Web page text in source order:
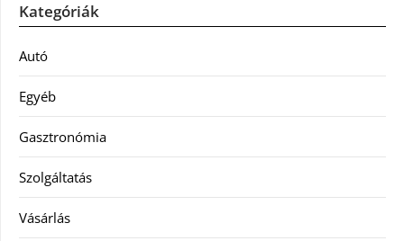
Kategóriák
Autó
Egyéb
Gasztronómia
Szolgáltatás
Vásárlás